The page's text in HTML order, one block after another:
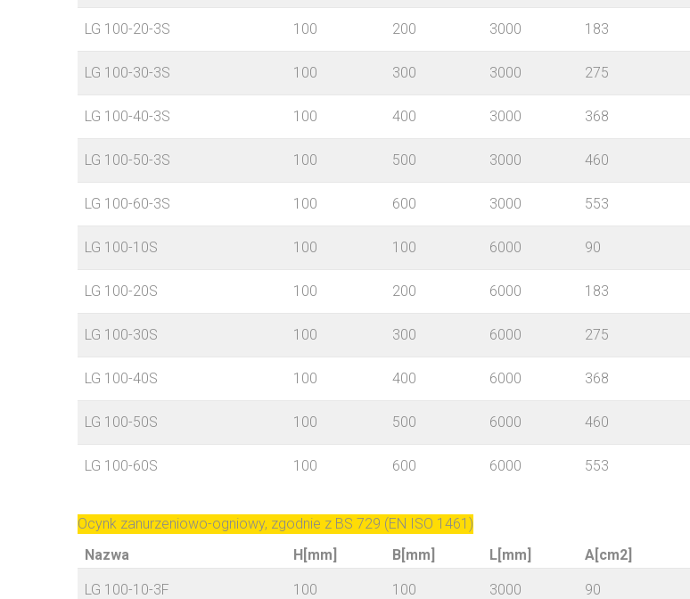
LG 100-20-3S 100 200 3000 183
LG 100-30-3S 100 300 3000 275
LG 100-40-3S 100 400 3000 368
LG 100-50-3S 100 500 3000 460
LG 100-60-3S 100 600 3000 553
LG 100-10S 100 100 6000 90
LG 100-20S 100 200 6000 183
LG 100-30S 100 300 6000 275
LG 100-40S 100 400 6000 368
LG 100-50S 100 500 6000 460
LG 100-60S 100 600 6000 553
Ocynk zanurzeniowo-ogniowy, zgodnie z BS 729 (EN ISO 1461)
Nazwa
H[mm] B[mm] L[mm] A[cm2]
LG 100-10-3F 100 100 3000 90